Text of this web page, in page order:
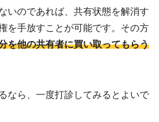
いのであれば、共有状態を解消す
を手放すことが可能です。その方
を他の共有者に買い取ってもらう
なら、一度打診してみるとよいで